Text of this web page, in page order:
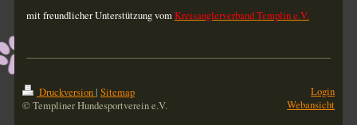
mit freundlicher Unterstützung vom Kreisanglerverband Templin e.V.
Druckversion | Sitemap
© Templiner Hundesportverein e.V.
Login
Webansicht